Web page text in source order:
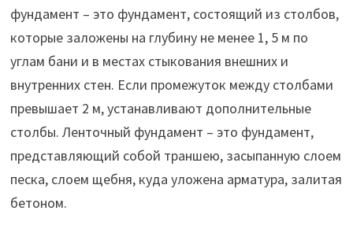
фундамент – это фундамент, состоящий из столбов,
которые заложены на глубину не менее 1, 5 м по
углам бани и в местах стыкования внешних и
внутренних стен. Если промежуток между столбами
превышает 2 м, устанавливают дополнительные
столбы. Ленточный фундамент – это фундамент,
представляющий собой траншею, засыпанную слоем
песка, слоем щебня, куда уложена арматура, залитая
бетоном.